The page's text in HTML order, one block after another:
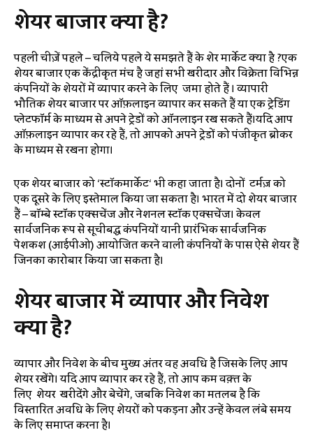
शेयर बाजार क्या है?
पहली चीज़ें पहले – चलिये पहले ये समझते हैं के शेर मार्केट क्या है ?एक
शेयर बाजार एक केंद्रीकृत मंच है जहां सभी खरीदार और विक्रेता विभिन्न
कंपनियों के शेयरों में व्यापार करने के लिए जमा होते हैं । व्यापारी
भौतिक शेयर बाजार पर ऑफ़लाइन व्यापार कर सकते हैं या एक ट्रेडिंग
प्लेटफॉर्म के माध्यम से अपने ट्रेडों को ऑनलाइन रख सकते हैं।यदि आप
ऑफ़लाइन व्यापार कर रहे हैं, तो आपको अपने ट्रेडों को पंजीकृत ब्रोकर
के माध्यम से रखना होगा।
एक शेयर बाजार को ‘स्टॉकमार्केट‘ भी कहा जाता है। दोनों टर्मज़ को
एक दूसरे के लिए इस्तेमाल किया जा सकता है। भारत में दो शेयर बाजार
हैं – बॉम्बे स्टॉक एक्सचेंज और नेशनल स्टॉक एक्सचेंज। केवल
सार्वजनिक रूप से सूचीबद्ध कंपनियों यानी प्रारंभिक सार्वजनिक
पेशकश (आईपीओ) आयोजित करने वाली कंपनियों के पास ऐसे शेयर हैं
जिनका कारोबार किया जा सकता है।
शेयरबाजारमेंव्यापारऔरनिवेश
क्याहै?
व्यापार और निवेश के बीच मुख्य अंतर वह अवधि है जिसके लिए आप
शेयर रखेंगे। यदि आप व्यापार कर रहे हैं, तो आप कम वक़्त के
लिए शेयर खरीदेंगे और बेचेंगे, जबकि निवेश का मतलब है कि
विस्तारित अवधि के लिए शेयरों को पकड़ना और उन्हें केवल लंबे समय
के लिए समाप्त करना है।